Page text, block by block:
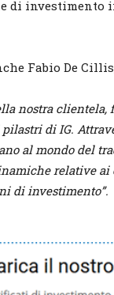
di
Fabio De
nostra
pilastri di IG.
al mondo del
relative
di investimento”.